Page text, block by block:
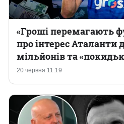
20 червня 11:19
«Гроші перемагають
про інтерес Аталанти
мільйонів та